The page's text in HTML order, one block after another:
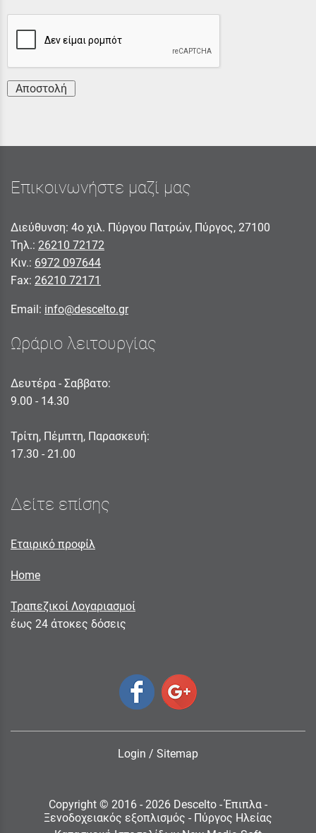
Αποστολή
Επικοινωνήστε μαζί μας
Διεύθυνση: 4ο χιλ. Πύργου Πατρών, Πύργος, 27100
Τηλ.: 26210 72172
Κιν.: 6972 097644
Fax: 26210 72171
Email: info@descelto.gr
Ωράριο λειτουργίας
Δευτέρα - Σαββατο:
9.00 - 14.30
Τρίτη, Πέμπτη, Παρασκευή:
17.30 - 21.00
Δείτε επίσης
Εταιρικό προφίλ
Home
Τραπεζικοί Λογαριασμοί
έως 24 άτοκες δόσεις
Login / Sitemap
Copyright © 2016 - 2026 Descelto - Έπιπλα -
Ξενοδοχειακός εξοπλισμός - Πύργος Ηλείας